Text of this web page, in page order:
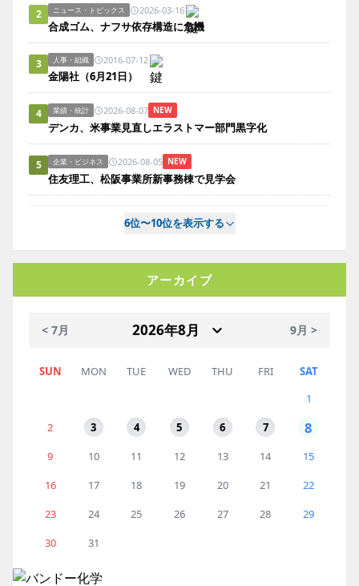
2 ニュース・トピックス 2026-03-16
合成ゴム、ナフサ依存構造に危機
3 人事・組織 2016-07-12
金陽社（6月21日）
4 業績・統計 2026-08-07 NEW
デンカ、米事業見直しエラストマー部門黒字化
5 企業・ビジネス 2026-08-05 NEW
住友理工、松阪事業所新事務棟で見学会
6位〜10位を表示する
アーカイブ
< 7月 9月 >
SUN MON TUE WED THU FRI
SAT
1
2
3 4 5 6 7 8
9 10 11 12 13 14
15
16
17 18 19 20 21
22
23
24 25 26 27 28
29
30
31